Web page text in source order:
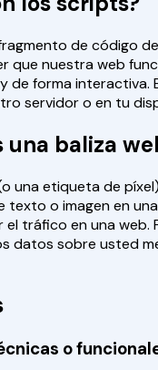
de código
que nuestra web
de forma interactiva.
servidor o en tu
una baliza
una etiqueta de
texto o imagen en
tráfico en una web.
datos sobre usted
o